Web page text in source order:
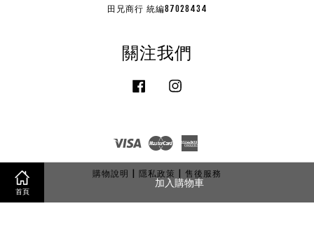
首頁
加入購物車
田兄商行 統編87028434
關注我們
Facebook
Visa Master
購物說明
隱私政策 售後服務